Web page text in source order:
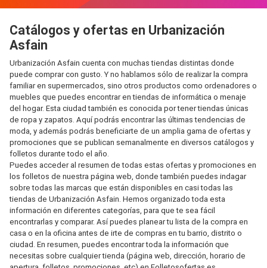
Catálogos y ofertas en Urbanización
Asfain
Urbanización Asfain cuenta con muchas tiendas distintas donde
puede comprar con gusto. Y no hablamos sólo de realizar la compra
familiar en supermercados, sino otros productos como ordenadores o
muebles que puedes encontrar en tiendas de informática o menaje
del hogar. Esta ciudad también es conocida por tener tiendas únicas
de ropa y zapatos. Aquí podrás encontrar las últimas tendencias de
moda, y además podrás beneficiarte de un amplia gama de ofertas y
promociones que se publican semanalmente en diversos catálogos y
folletos durante todo el año.
Puedes acceder al resumen de todas estas ofertas y promociones en
los folletos de nuestra página web, donde también puedes indagar
sobre todas las marcas que están disponibles en casi todas las
tiendas de Urbanización Asfain. Hemos organizado toda esta
información en diferentes categorías, para que te sea fácil
encontrarlas y comparar. Así puedes planear tu lista de la compra en
casa o en la oficina antes de irte de compras en tu barrio, distrito o
ciudad. En resumen, puedes encontrar toda la información que
necesitas sobre cualquier tienda (página web, dirección, horario de